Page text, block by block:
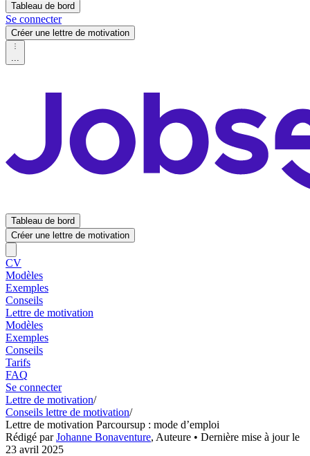
Tableau de bord
Se connecter
Créer une lettre de motivation
...
Tableau de bord
Créer une lettre de motivation
CV
Modèles
Exemples
Conseils
Lettre de motivation
Modèles
Exemples
Conseils
Tarifs
FAQ
Se connecter
Lettre de motivation/
Conseils lettre de motivation/
Lettre de motivation Parcoursup : mode d’emploi
Rédigé parJohanne Bonaventure, Auteure • Dernière mise à jour le
23 avril 2025